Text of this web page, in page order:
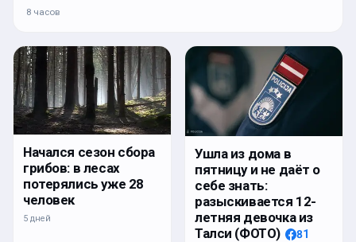
8 часов
Начался сезон сбора
грибов: в лесах
потерялись уже 28
человек
5 дней
Ушла из дома в
пятницу и не даёт о
себе знать:
разыскивается 12-
летняя девочка из
Талси (ФОТО)
81